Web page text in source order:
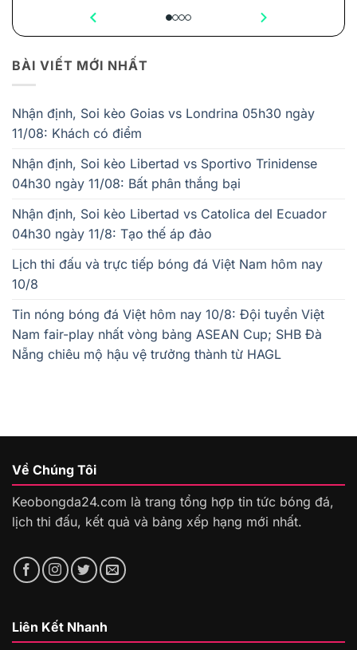
BÀI VIẾT MỚI NHẤT
Nhận định, Soi kèo Goias vs Londrina 05h30 ngày
11/08: Khách có điểm
Nhận định, Soi kèo Libertad vs Sportivo Trinidense
04h30 ngày 11/08: Bất phân thắng bại
Nhận định, Soi kèo Libertad vs Catolica del Ecuador
04h30 ngày 11/8: Tạo thế áp đảo
Lịch thi đấu và trực tiếp bóng đá Việt Nam hôm nay
10/8
Tin nóng bóng đá Việt hôm nay 10/8: Đội tuyển Việt
Nam fair-play nhất vòng bảng ASEAN Cup; SHB Đà
Nẵng chiêu mộ hậu vệ trưởng thành từ HAGL
Về Chúng Tôi
Keobongda24.com là trang tổng hợp tin tức bóng đá,
lịch thi đấu, kết quả và bảng xếp hạng mới nhất.
Liên Kết Nhanh